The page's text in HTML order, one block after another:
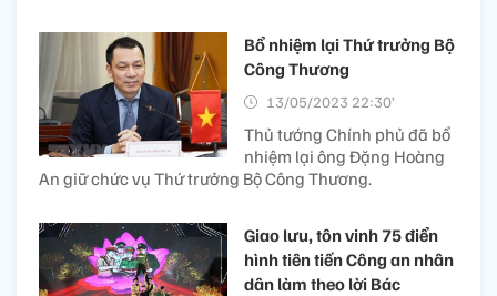
Bổ nhiệm lại Thứ trưởng Bộ
Công Thương
13/05/2023 22:30’
Thủ tướng Chính phủ đã bổ
nhiệm lại ông Đặng Hoàng
An giữ chức vụ Thứ trưởng Bộ Công Thương.
Giao lưu, tôn vinh 75 điển
hình tiên tiến Công an nhân
dân làm theo lời Bác